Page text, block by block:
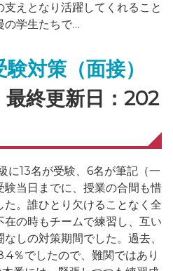
えとなり活躍してくれること
の学生たちで…
対策（面接）
最終更新日：202
に13名が受験、6名が筆記（一
当日までに、授業の合間も惜
た。誰ひとり欠けることなく全
在の時もチームで練習し、互い
しの対策期間でした。過去、
％でしたので、難関ではあり